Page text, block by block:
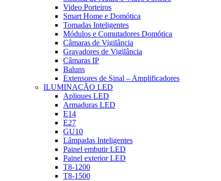
Video Porteiros
Smart Home e Domótica
Tomadas Inteligentes
Módulos e Comutadores Domótica
Câmaras de Vigilância
Gravadores de Vigilância
Câmaras IP
Baluns
Extensores de Sinal – Amplificadores
ILUMINAÇÃO LED
Apliques LED
Armaduras LED
E14
E27
GU10
Lâmpadas Inteligentes
Painel embutir LED
Painel exterior LED
T8-1200
T8-1500